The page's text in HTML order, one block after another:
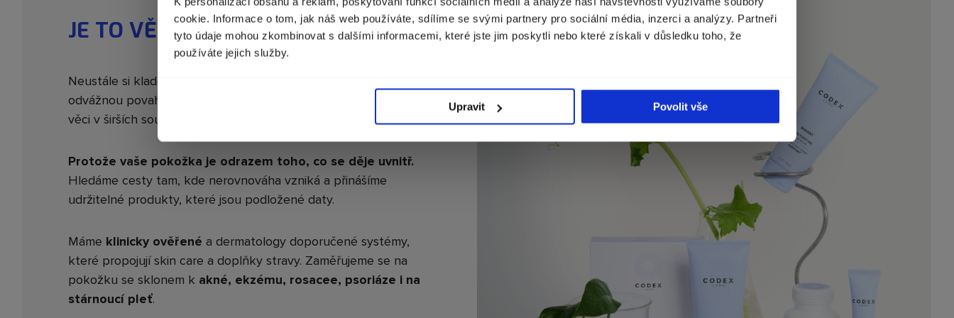
cookie. Informace o tom, jak náš web používáte, sdílíme se svými partnery pro sociální média, inzerci a analýzy. Partneři
tyto údaje mohou zkombinovat s dalšími informacemi, které jste jim poskytli nebo které získali v důsledku toho, že
používáte jejich služby.
Upravit Povolit vše
Měna Česko (Kč)
JE TO VĚDA. A PROTO TO FUNGUJE
Neustále si klademe otázky a rozvíjíme své myšlenky. S
odvážnou povahou posouváme hranice možného. Chceme vidět
věci v širších souvislostech.
Protože vaše pokožka je odrazem toho, co se děje uvnitř.
Hledáme cesty tam, kde nerovnováha vzniká a přinášíme
udržitelné produkty, které jsou podložené daty.
Máme klinicky ověřené a dermatology doporučené systémy,
které propojují skin care a doplňky stravy. Zaměřujeme se na
pokožku se sklonem k akné, ekzému, rosacee, psoriáze i na
stárnoucí pleť.